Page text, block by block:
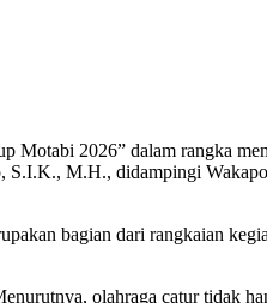
Motabi 2026” dalam rangka
M.H., didampingi
bagian dari rangkaian
olahraga catur tidak